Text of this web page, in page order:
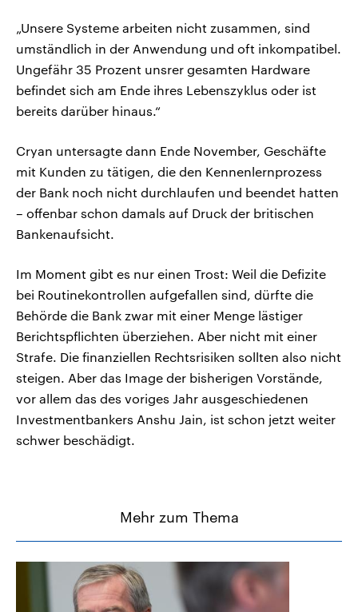
„Unsere Systeme arbeiten nicht zusammen, sind
umständlich in der Anwendung und oft inkompatibel.
Ungefähr 35 Prozent unsrer gesamten Hardware
befindet sich am Ende ihres Lebenszyklus oder ist
bereits darüber hinaus.“
Cryan untersagte dann Ende November, Geschäfte
mit Kunden zu tätigen, die den Kennenlernprozess
der Bank noch nicht durchlaufen und beendet hatten
– offenbar schon damals auf Druck der britischen
Bankenaufsicht.
Im Moment gibt es nur einen Trost: Weil die Defizite
bei Routinekontrollen aufgefallen sind, dürfte die
Behörde die Bank zwar mit einer Menge lästiger
Berichtspflichten überziehen. Aber nicht mit einer
Strafe. Die finanziellen Rechtsrisiken sollten also nicht
steigen. Aber das Image der bisherigen Vorstände,
vor allem das des voriges Jahr ausgeschiedenen
Investmentbankers Anshu Jain, ist schon jetzt weiter
schwer beschädigt.
Mehr zum Thema